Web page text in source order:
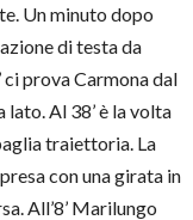
Un minuto dopo
di testa da
ci prova Carmona dal
lato. Al 38’ è la volta
traiettoria. La
con una girata in
All’8’ Marilungo